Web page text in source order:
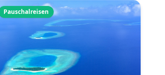
Pauschalreisen